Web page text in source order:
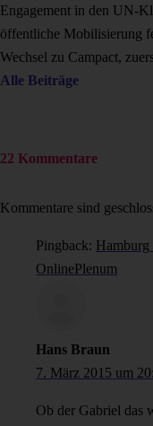
Engagement in den UN-
öffentliche Mobilisierung
Wechsel zu Campact,
Alle Beiträge
22 Kommentare
Kommentare sind
Pingback: Hamburg
OnlinePlenum
Hans Braun
7. März 2015 um
Ob der Gabriel das